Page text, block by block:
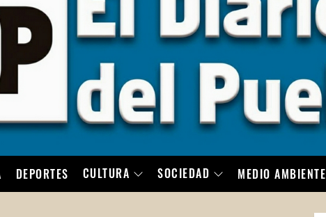
DEPORTES CULTURA SOCIEDAD MEDIO AMBIENTE